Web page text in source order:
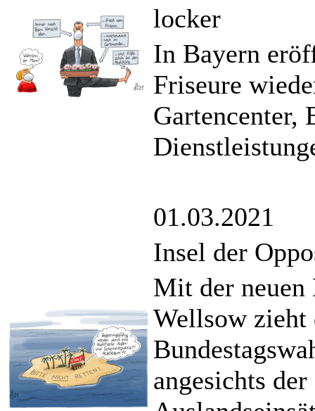
locker
In Bayern
Friseure
Gartencenter,
01.03.2021
Insel der
Mit der neuen
Wellsow
angesichts